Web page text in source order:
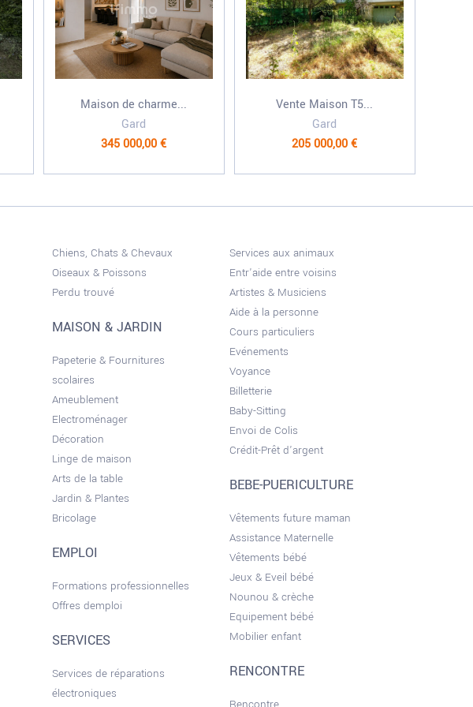
Maison de charme...
Gard
345 000,00 €
Vente Maison T5...
Gard
205 000,00 €
Chiens, Chats & Chevaux
Oiseaux & Poissons
Perdu trouvé
MAISON & JARDIN
Papeterie & Fournitures
scolaires
Ameublement
Electroménager
Décoration
Linge de maison
Arts de la table
Jardin & Plantes
Bricolage
EMPLOI
Formations professionnelles
Offres demploi
SERVICES
Services de réparations
électroniques
Services aux animaux
Entr'aide entre voisins
Artistes & Musiciens
Aide à la personne
Cours particuliers
Evénements
Voyance
Billetterie
Baby-Sitting
Envoi de Colis
Crédit-Prêt d'argent
BEBE-PUERICULTURE
Vêtements future maman
Assistance Maternelle
Vêtements bébé
Jeux & Eveil bébé
Nounou & crèche
Equipement bébé
Mobilier enfant
RENCONTRE